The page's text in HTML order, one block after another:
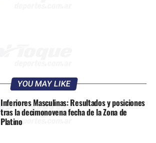
YOU MAY LIKE
Inferiores Masculinas: Resultados y posiciones
tras la decimonovena fecha de la Zona de
Platino